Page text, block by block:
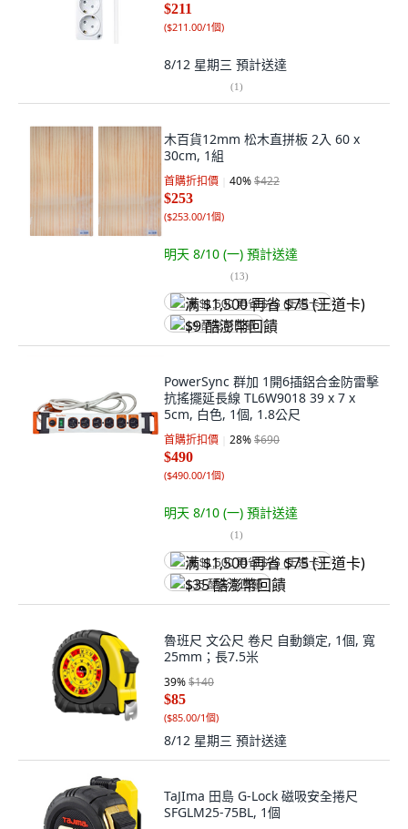
$211
($211.00/1個)
8/12 星期三 預計送達
(1)
木百貨12mm 松木直拼板 2入 60 x
30cm, 1組
首購折扣價 40%$422
$253
($253.00/1個)
明天 8/10 (一) 預計送達
(13)
满 $1,500 再省 $75 (王道卡)
$9 酷澎幣回饋
PowerSync 群加 1開6插鋁合金防雷擊
抗搖擺延長線 TL6W9018 39 x 7 x
5cm, 白色, 1個, 1.8公尺
首購折扣價 28%$690
$490
($490.00/1個)
明天 8/10 (一) 預計送達
(1)
满 $1,500 再省 $75 (王道卡)
$35 酷澎幣回饋
魯班尺 文公尺 卷尺 自動鎖定, 1個, 寬
25mm；長7.5米
39%$140
$85
($85.00/1個)
8/12 星期三 預計送達
TaJIma 田島 G-Lock 磁吸安全捲尺
SFGLM25-75BL, 1個